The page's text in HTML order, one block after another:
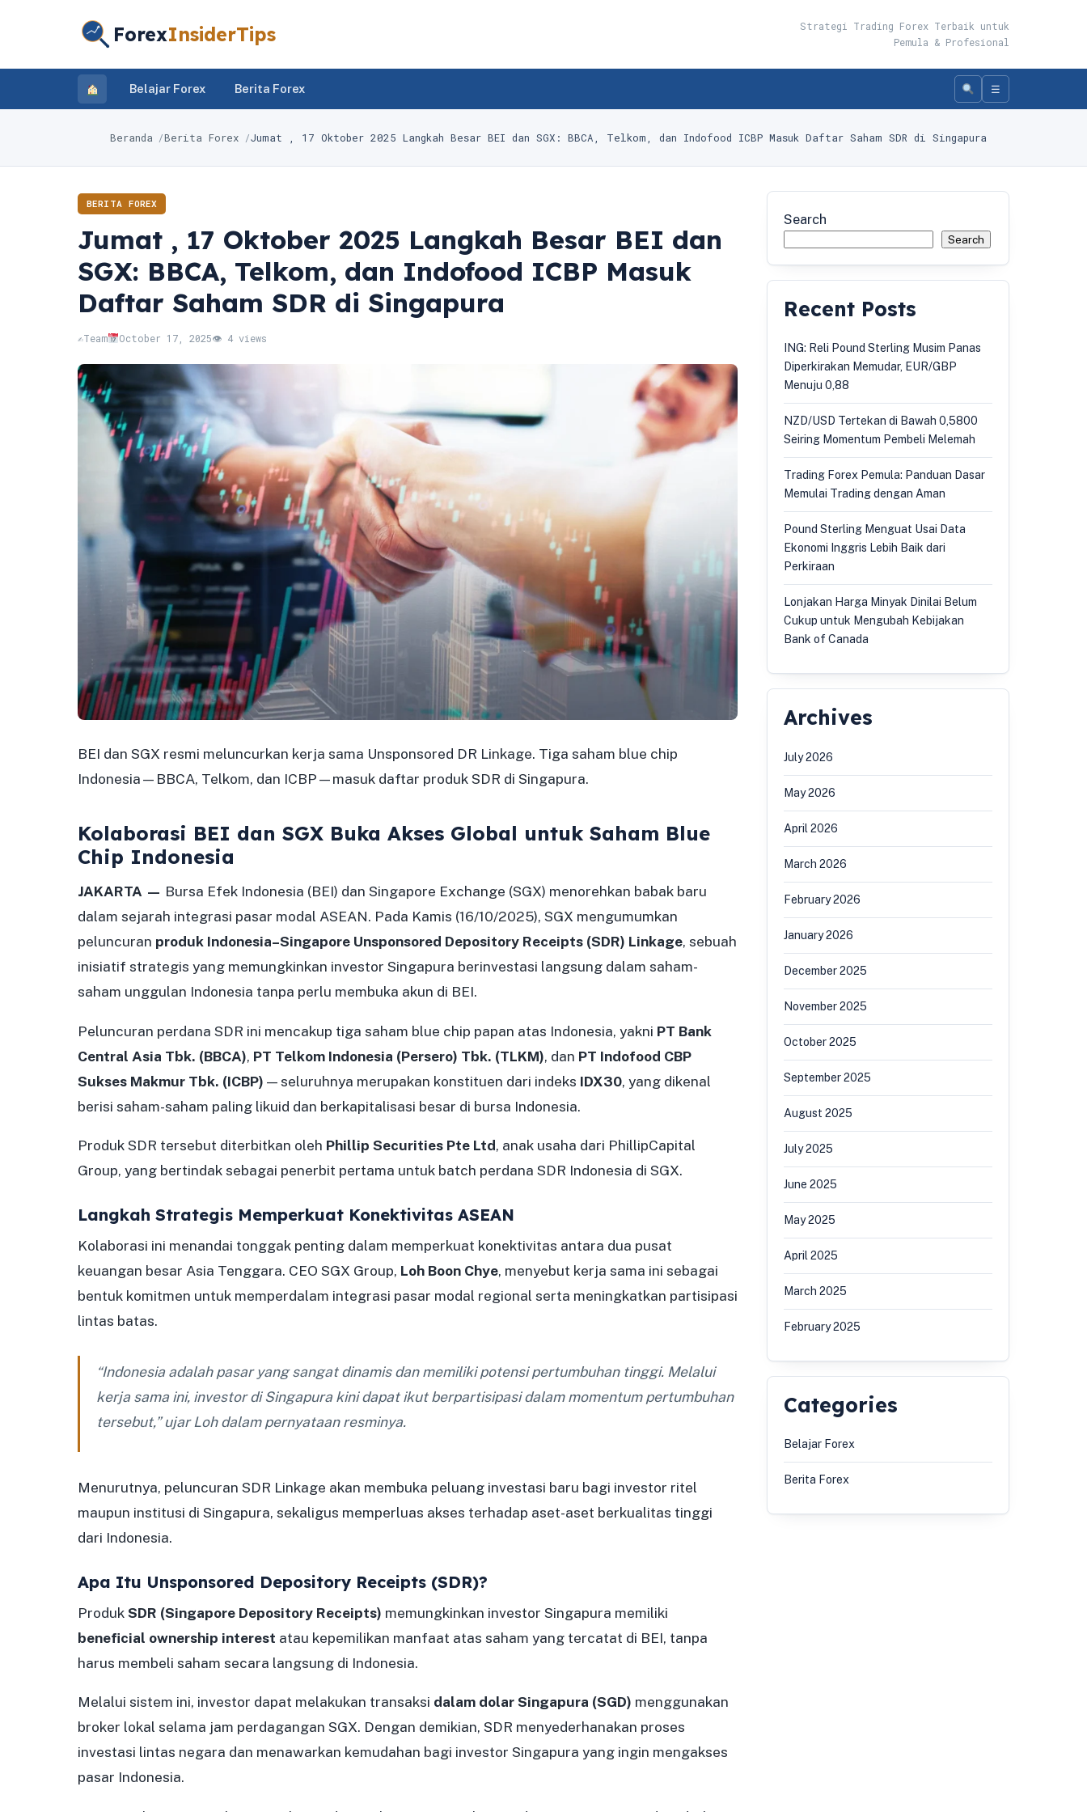
ForexInsiderTips
Strategi Trading Forex Terbaik untuk
Pemula & Profesional
Belajar Forex Berita Forex ☰
Beranda Berita Forex Jumat , 17 Oktober 2025 Langkah Besar BEI dan SGX: BBCA, Telkom, dan Indofood ICBP Masuk Daftar Saham SDR di Singapura
BERITA FOREX
Jumat , 17 Oktober 2025 Langkah Besar BEI dan
SGX: BBCA, Telkom, dan Indofood ICBP Masuk
Daftar Saham SDR di Singapura
✍️Team October 17, 2025👁 4 views
BEI dan SGX resmi meluncurkan kerja sama Unsponsored DR Linkage. Tiga saham blue chip
Indonesia—BBCA, Telkom, dan ICBP—masuk daftar produk SDR di Singapura.
Kolaborasi BEI dan SGX Buka Akses Global untuk Saham Blue
Chip Indonesia
JAKARTA — Bursa Efek Indonesia (BEI) dan Singapore Exchange (SGX) menorehkan babak baru
dalam sejarah integrasi pasar modal ASEAN. Pada Kamis (16/10/2025), SGX mengumumkan
peluncuran produk Indonesia–Singapore Unsponsored Depository Receipts (SDR) Linkage, sebuah
inisiatif strategis yang memungkinkan investor Singapura berinvestasi langsung dalam saham-
saham unggulan Indonesia tanpa perlu membuka akun di BEI.
Peluncuran perdana SDR ini mencakup tiga saham blue chip papan atas Indonesia, yakni PT Bank
Central Asia Tbk. (BBCA), PT Telkom Indonesia (Persero) Tbk. (TLKM), dan PT Indofood CBP
Sukses Makmur Tbk. (ICBP) — seluruhnya merupakan konstituen dari indeks IDX30, yang dikenal
berisi saham-saham paling likuid dan berkapitalisasi besar di bursa Indonesia.
Produk SDR tersebut diterbitkan oleh Phillip Securities Pte Ltd, anak usaha dari PhillipCapital
Group, yang bertindak sebagai penerbit pertama untuk batch perdana SDR Indonesia di SGX.
Langkah Strategis Memperkuat Konektivitas ASEAN
Kolaborasi ini menandai tonggak penting dalam memperkuat konektivitas antara dua pusat
keuangan besar Asia Tenggara. CEO SGX Group, Loh Boon Chye, menyebut kerja sama ini sebagai
bentuk komitmen untuk memperdalam integrasi pasar modal regional serta meningkatkan partisipasi
lintas batas.
“Indonesia adalah pasar yang sangat dinamis dan memiliki potensi pertumbuhan tinggi. Melalui
kerja sama ini, investor di Singapura kini dapat ikut berpartisipasi dalam momentum pertumbuhan
tersebut,” ujar Loh dalam pernyataan resminya.
Menurutnya, peluncuran SDR Linkage akan membuka peluang investasi baru bagi investor ritel
maupun institusi di Singapura, sekaligus memperluas akses terhadap aset-aset berkualitas tinggi
dari Indonesia.
Apa Itu Unsponsored Depository Receipts (SDR)?
ProdukSDR (Singapore Depository Receipts) memungkinkan investor Singapura memiliki
beneficial ownership interest atau kepemilikan manfaat atas saham yang tercatat di BEI, tanpa
harus membeli saham secara langsung di Indonesia.
Melalui sistem ini, investor dapat melakukan transaksi dalam dolar Singapura (SGD) menggunakan
broker lokal selama jam perdagangan SGX. Dengan demikian, SDR menyederhanakan proses
investasi lintas negara dan menawarkan kemudahan bagi investor Singapura yang ingin mengakses
pasar Indonesia.
Search
Search
Recent Posts
ING: Reli Pound Sterling Musim Panas
Diperkirakan Memudar, EUR/GBP
Menuju 0,88
NZD/USD Tertekan di Bawah 0,5800
Seiring Momentum Pembeli Melemah
Trading Forex Pemula: Panduan Dasar
Memulai Trading dengan Aman
Pound Sterling Menguat Usai Data
Ekonomi Inggris Lebih Baik dari
Perkiraan
Lonjakan Harga Minyak Dinilai Belum
Cukup untuk Mengubah Kebijakan
Bank of Canada
Archives
July 2026
May 2026
April 2026
March 2026
February 2026
January 2026
December 2025
November 2025
October 2025
September 2025
August 2025
July 2025
June 2025
May 2025
April 2025
March 2025
February 2025
Categories
Belajar Forex
Berita Forex